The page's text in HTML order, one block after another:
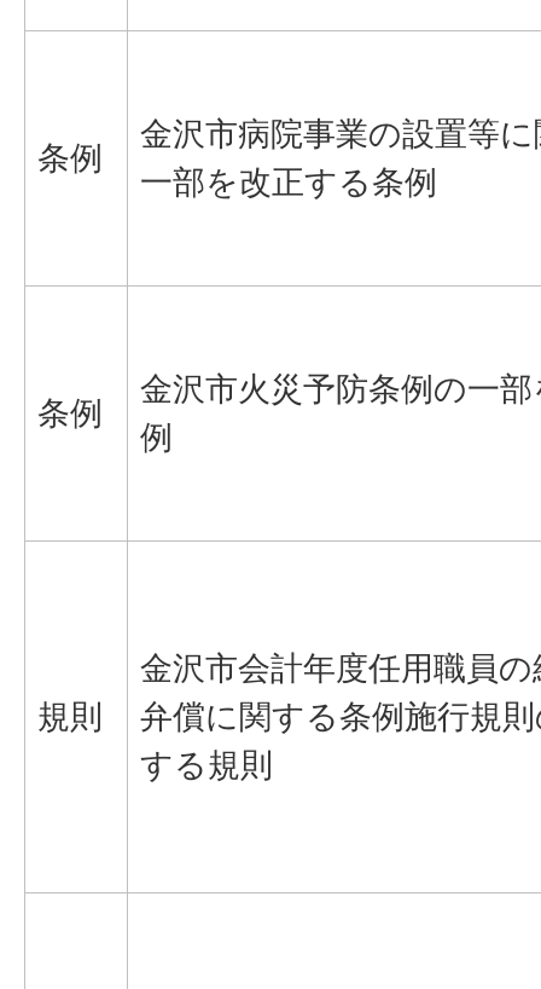
条例
金沢市病院事業の設置等
一部を改正する条例
条例
金沢市火災予防条例の一
例
規則
金沢市会計年度任用職員
弁償に関する条例施行規
する規則